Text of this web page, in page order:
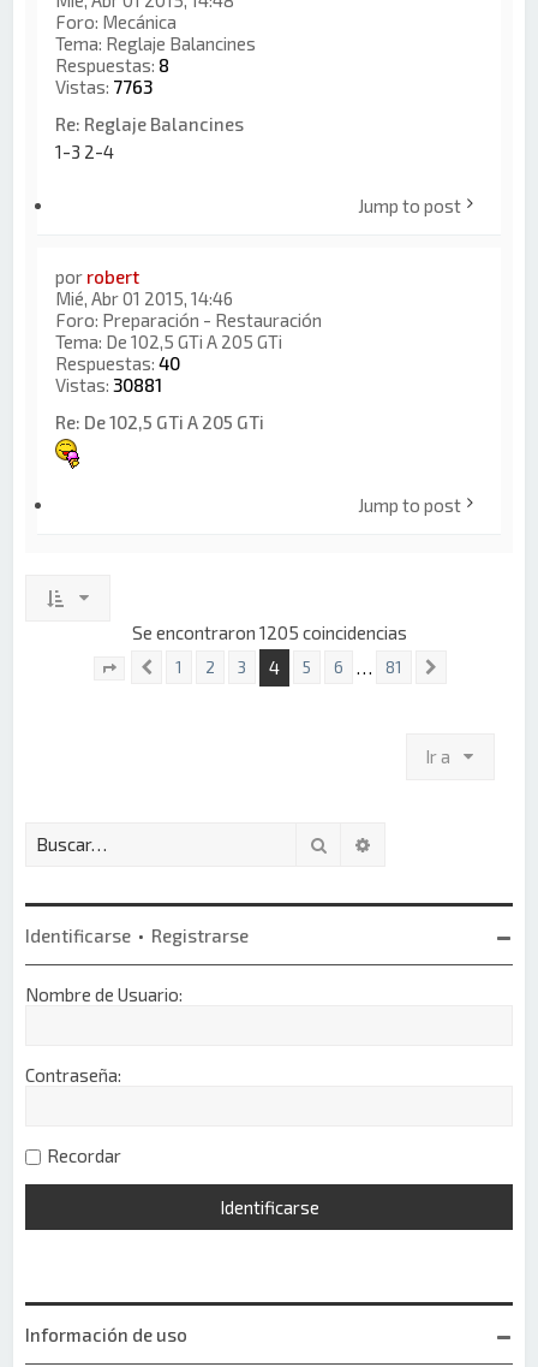
Foro: Mecánica
Tema: Reglaje Balancines
Respuestas: 8
Vistas: 7763
Re: Reglaje Balancines
1-3 2-4
Jump to post
por robert
Mié, Abr 01 2015, 14:46
Foro: Preparación - Restauración
Tema: De 102,5 GTi A 205 GTi
Respuestas:40
Vistas: 30881
Re: De 102,5 GTi A 205 GTi
Jump to post
Se encontraron 1205 coincidencias
Página 4 de
Anterior
1 2 3 4 5 6 … 81
Ir a
Buscar
Identificarse • Registrarse
Nombre de Usuario:
Contraseña:
Recordar
Información de uso